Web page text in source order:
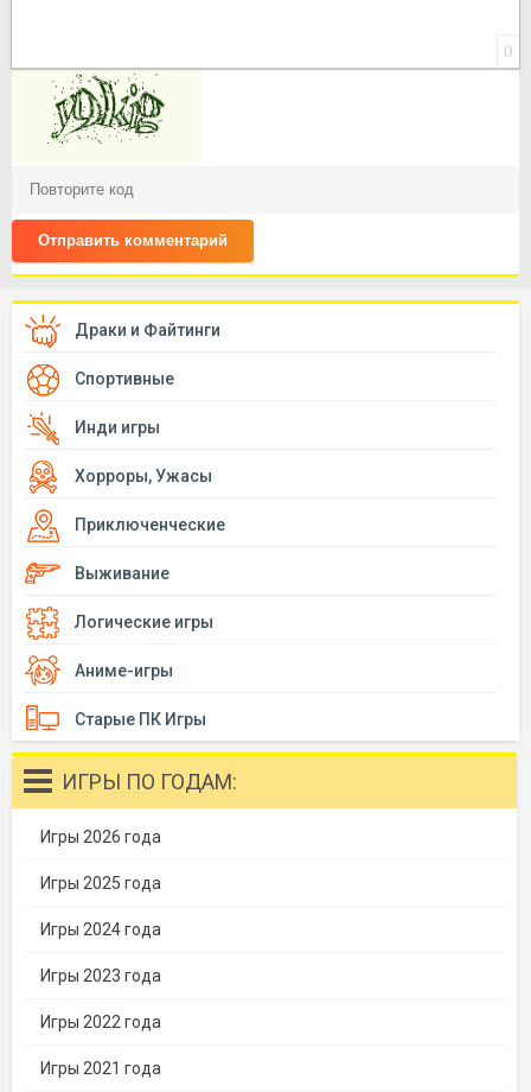
0
Отправить комментарий
Драки и Файтинги
Спортивные
Инди игры
Хорроры, Ужасы
Приключенческие
Выживание
Логические игры
Аниме-игры
Старые ПК Игры
ИГРЫ ПО ГОДАМ:
Игры 2026 года
Игры 2025 года
Игры 2024 года
Игры 2023 года
Игры 2022 года
Игры 2021 года